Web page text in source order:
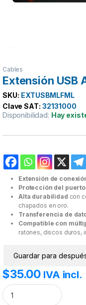
Cables
Extensión USB
SKU: EXTUSBMLFML
Clave SAT: 32131000
Disponibilidad: Hay
Extensión de
Protección del
Alta durabilidad con
chapados en oro.
Transferencia de
Compatible con
ratones, discos duros,
Guardar para
$35.00 IVA incl.
Extensión USB A Macho-